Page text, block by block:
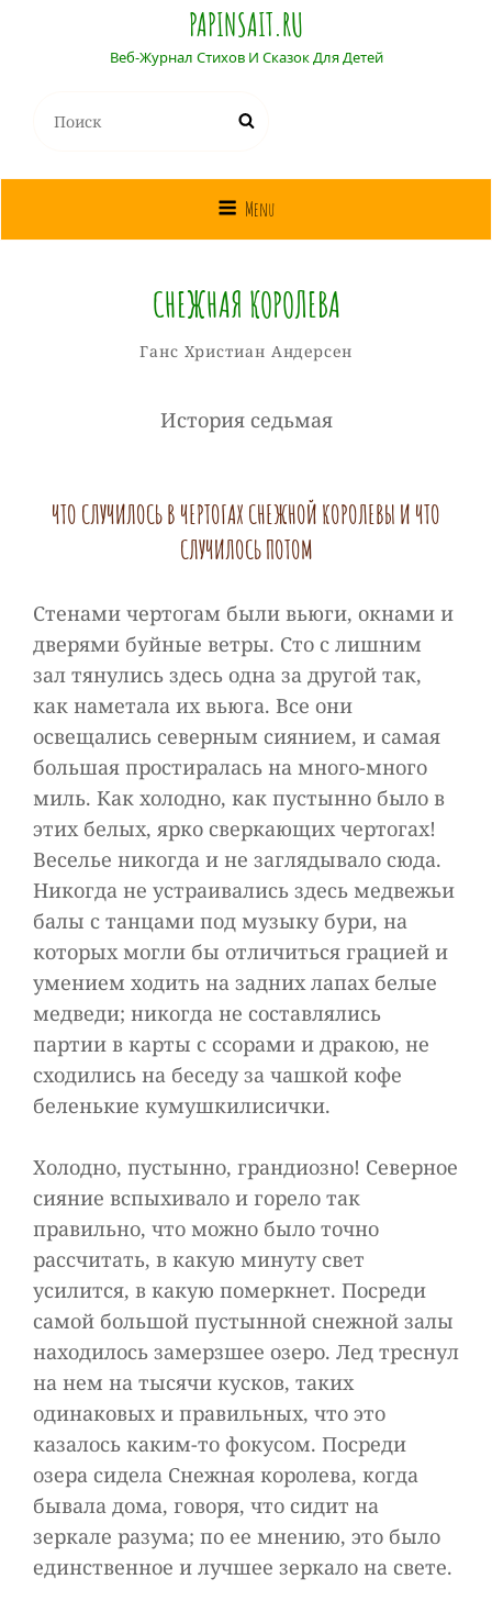
PAPINSAIT.RU
Веб-Журнал Стихов И Сказок Для Детей
Menu
СНЕЖНАЯ КОРОЛЕВА
Рубрики
Ганс Христиан АндерсенОт
Собиратель
История седьмая
ЧТО СЛУЧИЛОСЬ В ЧЕРТОГАХ СНЕЖНОЙ КОРОЛЕВЫ И ЧТО
СЛУЧИЛОСЬ ПОТОМ
Стенами чертогам были вьюги, окнами и
дверями буйные ветры. Сто с лишним
зал тянулись здесь одна за другой так,
как наметала их вьюга. Все они
освещались северным сиянием, и самая
большая простиралась на много-много
миль. Как холодно, как пустынно было в
этих белых, ярко сверкающих чертогах!
Веселье никогда и не заглядывало сюда.
Никогда не устраивались здесь медвежьи
балы с танцами под музыку бури, на
которых могли бы отличиться грацией и
умением ходить на задних лапах белые
медведи; никогда не составлялись
партии в карты с ссорами и дракою, не
сходились на беседу за чашкой кофе
беленькие кумушкилисички.
Холодно, пустынно, грандиозно! Северное
сияние вспыхивало и горело так
правильно, что можно было точно
рассчитать, в какую минуту свет
усилится, в какую померкнет. Посреди
самой большой пустынной снежной залы
находилось замерзшее озеро. Лед треснул
на нем на тысячи кусков, таких
одинаковых и правильных, что это
казалось каким-то фокусом. Посреди
озера сидела Снежная королева, когда
бывала дома, говоря, что сидит на
зеркале разума; по ее мнению, это было
единственное и лучшее зеркало на свете.